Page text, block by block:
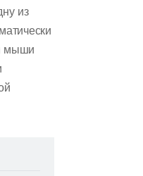
из
мыши